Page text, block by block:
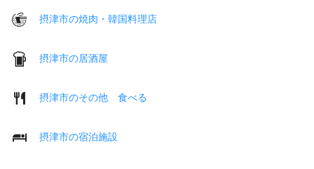
摂津市の焼肉・韓国料理店
摂津市の居酒屋
摂津市のその他 食べる
摂津市の宿泊施設